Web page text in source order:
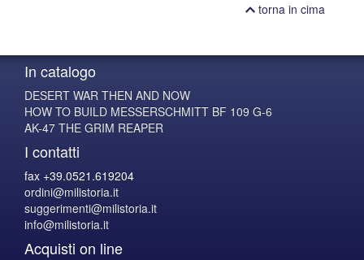
torna in cima
In catalogo
DESERT WAR THEN AND NOW
HOW TO BUILD MESSERSCHMITT BF 109 G-6
AK-47 THE GRIM REAPER
I contatti
fax +39.0521.619204
ordini@milistoria.it
suggerimenti@milistoria.it
info@milistoria.it
Acquisti on line